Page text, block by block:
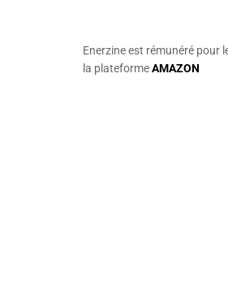
Enerzine est rémunéré pour
la plateformeAMAZON